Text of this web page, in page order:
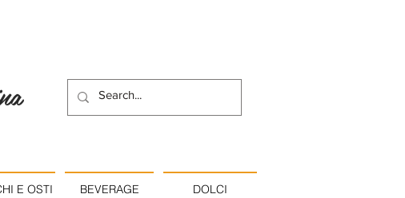
E OSTI BEVERAGE DOLCI